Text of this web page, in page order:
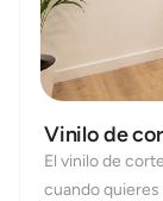
Vinilo de
El vinilo de
cuando